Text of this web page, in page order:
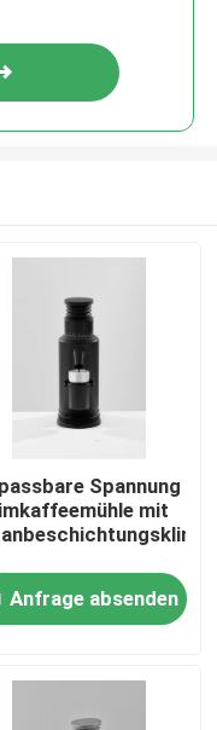
Spannung
mit
Anfrage absenden